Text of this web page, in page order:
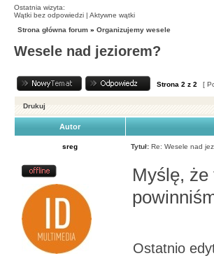
Ostatnia wizyta:
Wątki bez odpowiedzi | Aktywne wątki
Strona główna forum » Organizujemy wesele
Wesele nad jeziorem?
Strona 2 z 2 [
Drukuj
Autor
sreg Tytuł: Re: Wesele nad
Myślę, że
Ostatnio